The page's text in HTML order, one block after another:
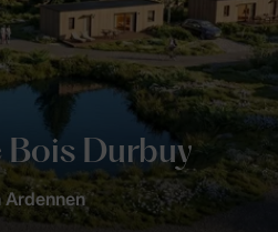
Bois Durbuy
Ardennen